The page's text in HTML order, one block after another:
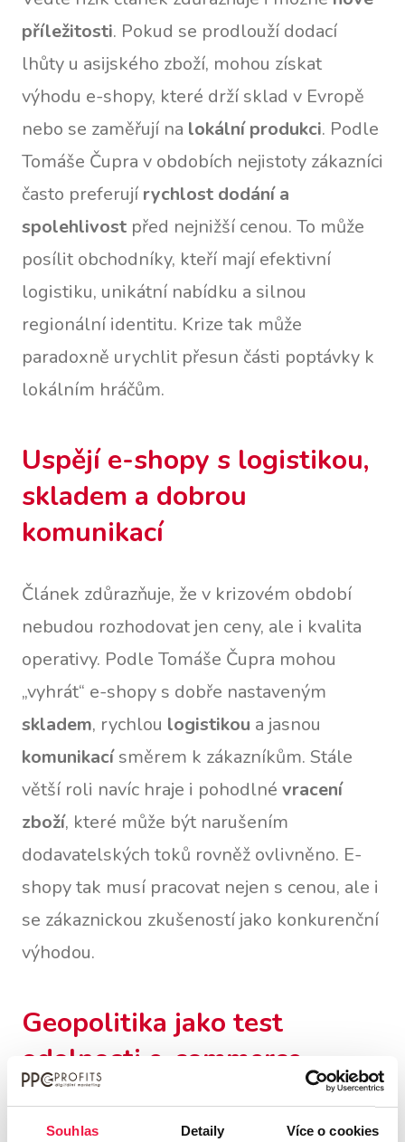
Souhlas Detaily Více o cookies
příležitosti. Pokud se prodlouží dodací
lhůty u asijského zboží, mohou získat
výhodu e-shopy, které drží sklad v Evropě
nebo se zaměřují na lokální produkci. Podle
Tomáše Čupra v obdobích nejistoty zákazníci
často preferují rychlost dodání a
spolehlivost před nejnižší cenou. To může
posílit obchodníky, kteří mají efektivní
logistiku, unikátní nabídku a silnou
regionální identitu. Krize tak může
paradoxně urychlit přesun části poptávky k
lokálním hráčům.
Uspějí e-shopy s logistikou,
skladem a dobrou
komunikací
Článek zdůrazňuje, že v krizovém období
nebudou rozhodovat jen ceny, ale i kvalita
operativy. Podle Tomáše Čupra mohou
„vyhrát“ e-shopy s dobře nastaveným
skladem, rychlou logistikou a jasnou
komunikacísměrem k zákazníkům. Stále
větší roli navíc hraje i pohodlné vracení
zboží, které může být narušením
dodavatelských toků rovněž ovlivněno. E-
shopy tak musí pracovat nejen s cenou, ale i
se zákaznickou zkušeností jako konkurenční
výhodou.
Geopolitika jako test
odolnosti e-commerce
Celkové vyznění článku je jasné: